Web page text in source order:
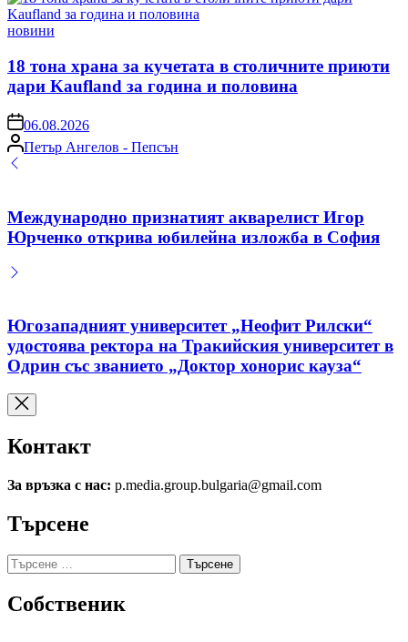
Posted
новини
18 тона храна за кучетата в столичните приюти
дари Kaufland за година и половина
on06.08.2026
Posted
by
Петър Ангелов - Пепсън
Международно признатият акварелист Игор
Юрченко открива юбилейна изложба в София
Югозападният университет „Неофит Рилски“
удостоява ректора на Тракийския университет в
Одрин със званието „Доктор хонорис кауза“
Контакт
За връзка с нас: p.media.group.bulgaria@gmail.com
Търсене
Търсене
за:
Собственик